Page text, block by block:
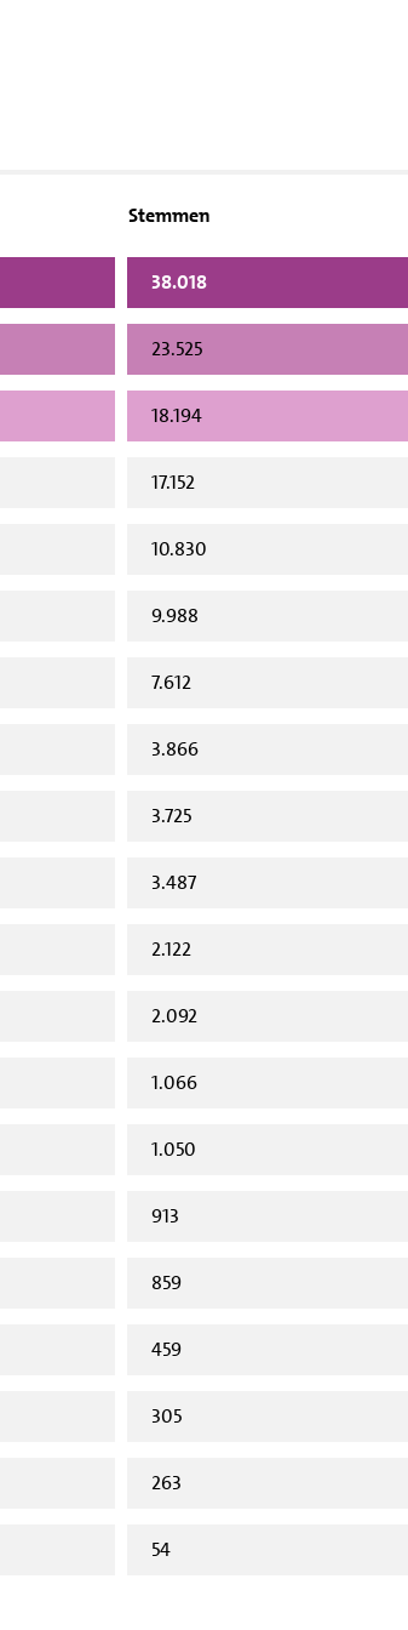
Stemmen
38.018
23.525
18.194
17.152
10.830
9.988
7.612
3.866
3.725
3.487
2.122
2.092
1.066
1.050
913
859
459
305
263
54